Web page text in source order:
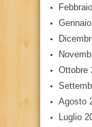
Ottobre
Agosto
Luglio